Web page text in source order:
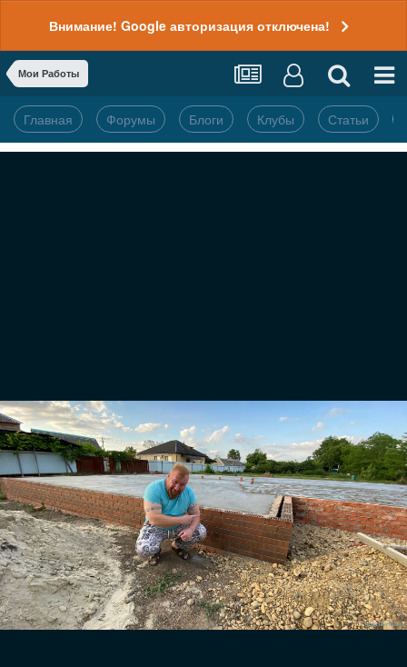
Внимание! Google авторизация отключена!
Мои Работы
Главная Форумы Блоги Клубы Статьи